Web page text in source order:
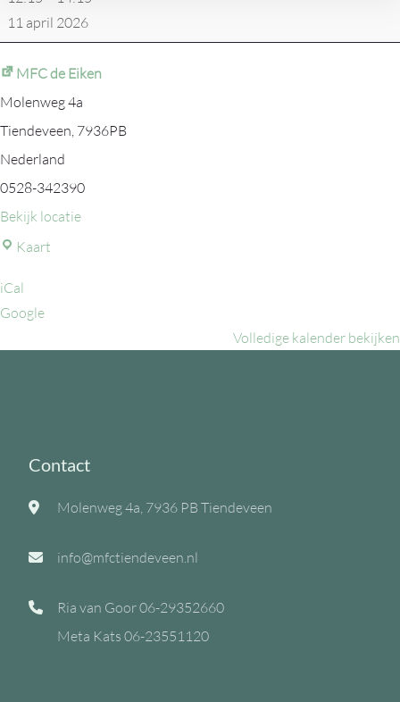
CSCV
11 april 2026
MFC de Eiken
Molenweg 4a
Tiendeveen, 7936PB
Nederland
0528-342390
Bekijk locatie
Kaart
iCal
Google
Volledige kalender bekijken
Contact
Molenweg 4a, 7936 PB Tiendeveen
info@mfctiendeveen.nl
Ria van Goor06-29352660
Meta Kats 06-23551120